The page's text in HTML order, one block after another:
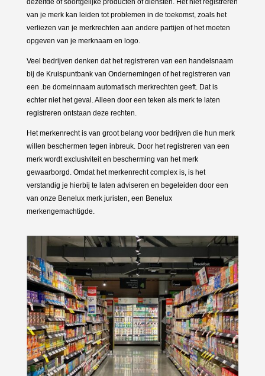
van je merk kan leiden tot problemen in de toekomst, zoals het
verliezen van je merkrechten aan andere partijen of het moeten
opgeven van je merknaam en logo.
Veel bedrijven denken dat het registreren van een handelsnaam
bij de Kruispuntbank van Ondernemingen of het registreren van
een .be domeinnaam automatisch merkrechten geeft. Dat is
echter niet het geval. Alleen door een teken als merk te laten
registreren ontstaan deze rechten.
Het merkenrecht is van groot belang voor bedrijven die hun merk
willen beschermen tegen inbreuk. Door het registreren van een
merk wordt exclusiviteit en bescherming van het merk
gewaarborgd. Omdat het merkenrecht complex is, is het
verstandig je hierbij te laten adviseren en begeleiden door een
van onze Benelux merk juristen, een Benelux
merkengemachtigde.